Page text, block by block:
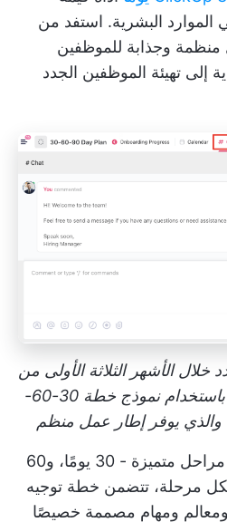
البشرية. استفد من
منظمة وجذابة للموظفين
إلى تهيئة الموظفين الجدد
خلال الأشهر الثلاثة الأولى من
تعيينهم داخل مؤسستك باستخدام نموذج خطة 30-60-
ينقسم النموذج إلى ثلاث مراحل متميزة - 30 يومًا، و60
لكل مرحلة، تتضمن خطة توجيه
ومهام مصممة خصيصًا